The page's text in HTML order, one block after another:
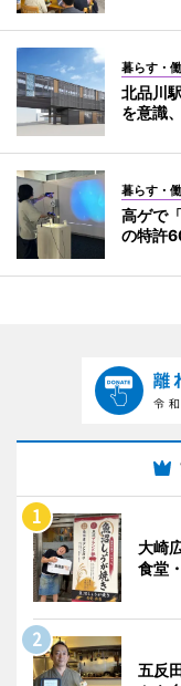
暮らす・
北品川
を意識
暮らす・
高ゲで
の特許
大崎
食堂
五反